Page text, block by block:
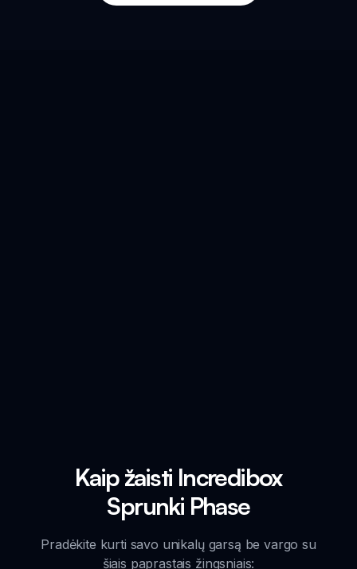
Kaip žaisti Incredibox
Sprunki Phase
Pradėkite kurti savo unikalų garsą be vargo su
šiais paprastais žingsniais: